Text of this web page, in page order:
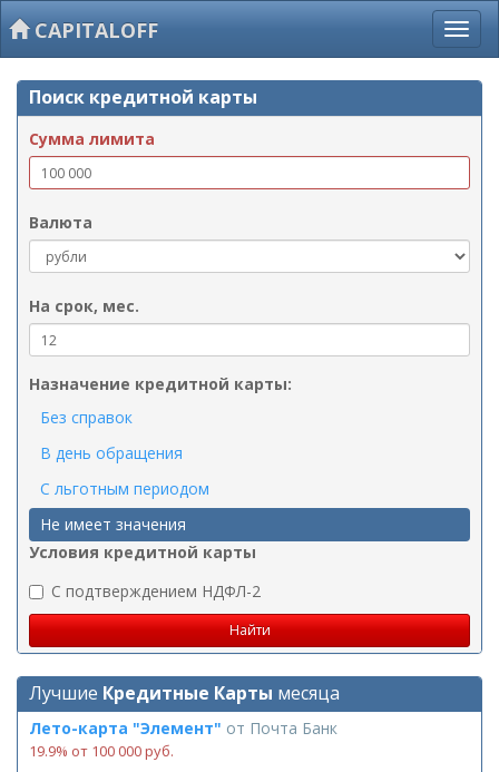
CAPITALOFF
Поиск кредитной карты
Сумма лимита
Валюта
На срок, мес.
Назначение кредитной карты:
Без справок
В день обращения
С льготным периодом
Не имеет значения
Условия кредитной карты
C подтверждением НДФЛ-2
Лучшие Кредитные Карты месяца
Лето-карта "Элемент" от Почта Банк
19.9% от 100 000 руб.